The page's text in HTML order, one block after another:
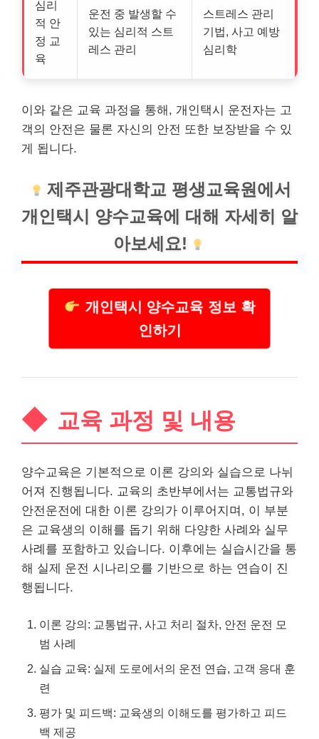
심리
적 안
정 교
육
운전 중 발생할 수
있는 심리적 스트
레스 관리
스트레스 관리
기법, 사고 예방
심리학
이와 같은 교육 과정을 통해, 개인택시 운전자는 고
객의 안전은 물론 자신의 안전 또한 보장받을 수 있
게 됩니다.
제주관광대학교 평생교육원에서
개인택시 양수교육에 대해 자세히 알
아보세요!
개인택시 양수교육 정보 확
인하기
교육 과정 및 내용
양수교육은 기본적으로 이론 강의와 실습으로 나뉘
어져 진행됩니다. 교육의 초반부에서는 교통법규와
안전운전에 대한 이론 강의가 이루어지며, 이 부분
은 교육생의 이해를 돕기 위해 다양한 사례와 실무
사례를 포함하고 있습니다. 이후에는 실습시간을 통
해 실제 운전 시나리오를 기반으로 하는 연습이 진
행됩니다.
이론 강의: 교통법규, 사고 처리 절차, 안전 운전 모
범 사례
실습 교육: 실제 도로에서의 운전 연습, 고객 응대 훈
련
평가 및 피드백: 교육생의 이해도를 평가하고 피드
백 제공